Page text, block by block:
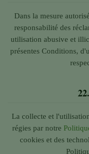
Dans la mesure
responsabilité des
utilisation abusive et
présentes Conditions,
22.
La collecte et
régies par notre
cookies et des